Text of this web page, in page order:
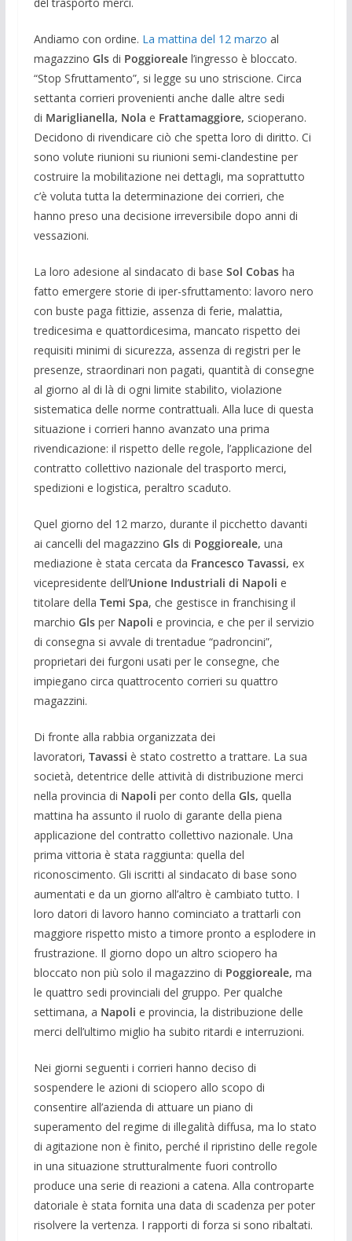
del trasporto merci.
Andiamo con ordine. La mattina del 12 marzo al
magazzino Glsdi Poggiorealel’ingresso è bloccato.
“Stop Sfruttamento”, si legge su uno striscione. Circa
settanta corrieri provenienti anche dalle altre sedi
di Mariglianella, Nola e Frattamaggiore, scioperano.
Decidono di rivendicare ciò che spetta loro di diritto. Ci
sono volute riunioni su riunioni semi-clandestine per
costruire la mobilitazione nei dettagli, ma soprattutto
c’è voluta tutta la determinazione dei corrieri, che
hanno preso una decisione irreversibile dopo anni di
vessazioni.
La loro adesione al sindacato di base Sol Cobasha
fatto emergere storie di iper-sfruttamento: lavoro nero
con buste paga fittizie, assenza di ferie, malattia,
tredicesima e quattordicesima, mancato rispetto dei
requisiti minimi di sicurezza, assenza di registri per le
presenze, straordinari non pagati, quantità di consegne
al giorno al di là di ogni limite stabilito, violazione
sistematica delle norme contrattuali. Alla luce di questa
situazione i corrieri hanno avanzato una prima
rivendicazione: il rispetto delle regole, l’applicazione del
contratto collettivo nazionale del trasporto merci,
spedizioni e logistica, peraltro scaduto.
Quel giorno del 12 marzo, durante il picchetto davanti
ai cancelli del magazzino Glsdi Poggioreale, una
mediazione è stata cercata da Francesco Tavassi, ex
vicepresidente dell’Unione Industriali di Napoli e
titolare della Temi Spa, che gestisce in franchising il
marchio Glsper Napoli e provincia, e che per il servizio
di consegna si avvale di trentadue “padroncini”,
proprietari dei furgoni usati per le consegne, che
impiegano circa quattrocento corrieri su quattro
magazzini.
Di fronte alla rabbia organizzata dei
lavoratori, Tavassi è stato costretto a trattare. La sua
società, detentrice delle attività di distribuzione merci
nella provincia di Napoli per conto della Gls, quella
mattina ha assunto il ruolo di garante della piena
applicazione del contratto collettivo nazionale. Una
prima vittoria è stata raggiunta: quella del
riconoscimento. Gli iscritti al sindacato di base sono
aumentati e da un giorno all’altro è cambiato tutto. I
loro datori di lavoro hanno cominciato a trattarli con
maggiore rispetto misto a timore pronto a esplodere in
frustrazione. Il giorno dopo un altro sciopero ha
bloccato non più solo il magazzino di Poggioreale, ma
le quattro sedi provinciali del gruppo. Per qualche
settimana, a Napoli e provincia, la distribuzione delle
merci dell’ultimo miglio ha subito ritardi e interruzioni.
Nei giorni seguenti i corrieri hanno deciso di
sospendere le azioni di sciopero allo scopo di
consentire all’azienda di attuare un piano di
superamento del regime di illegalità diffusa, ma lo stato
di agitazione non è finito, perché il ripristino delle regole
in una situazione strutturalmente fuori controllo
produce una serie di reazioni a catena. Alla controparte
datoriale è stata fornita una data di scadenza per poter
risolvere la vertenza. I rapporti di forza si sono ribaltati.